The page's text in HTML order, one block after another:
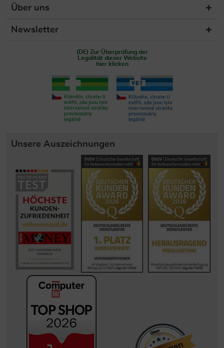
Über uns
Newsletter
(DE) Zur Überprüfung der
Legalität dieser Website
hier klicken
Unsere Auszeichnungen